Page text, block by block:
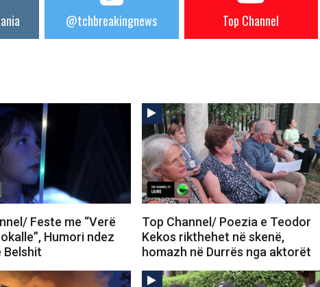
@tchbreakingnews Top Channel
Feste me “Verë
Humori ndez
Belshit
Top Channel/ Poezia e Teodor
Kekos rikthehet në skenë,
homazh në Durrës nga aktorët